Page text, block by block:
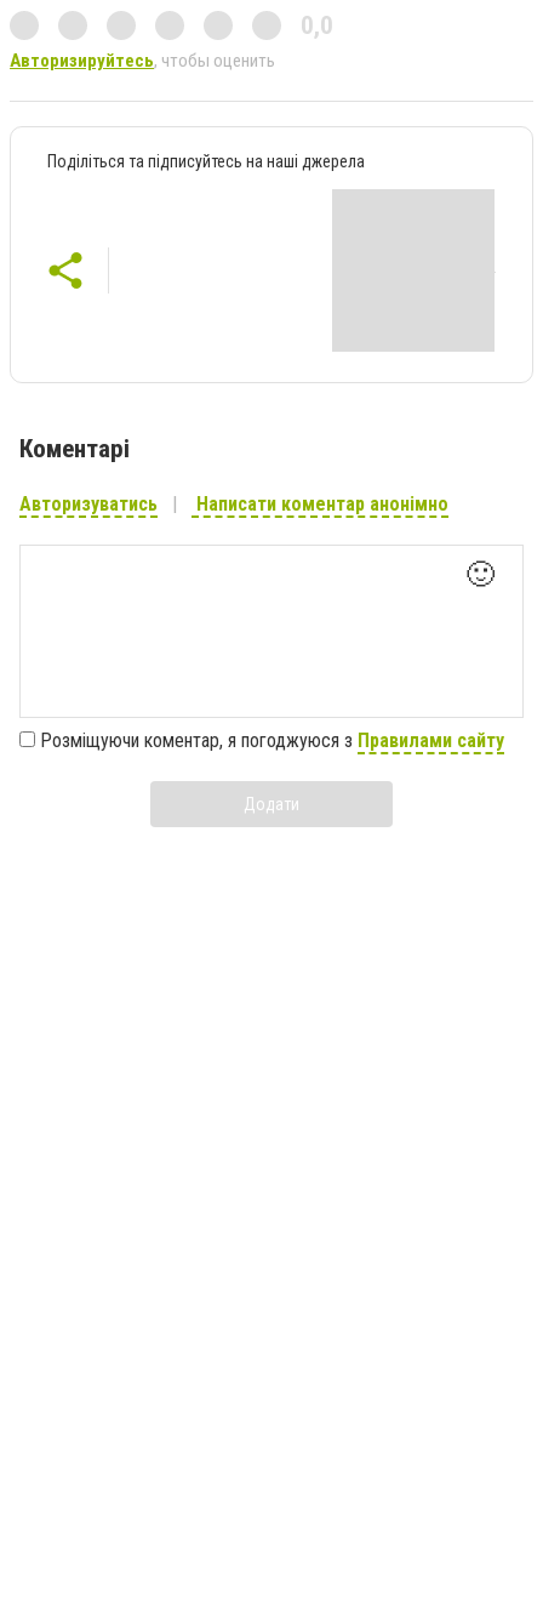
0,0
Авторизируйтесь, чтобы оценить
Поділіться та підписуйтесь на наші джерела
Коментарі
Авторизуватись Написати коментар анонімно
🙂
Розміщуючи коментар, я погоджуюся з Правилами сайту
Додати